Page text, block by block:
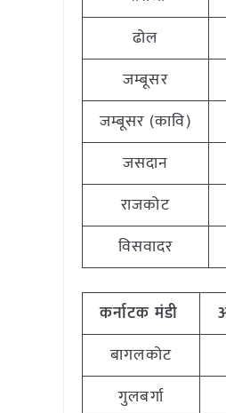
ढोल
जम्बूसर
जम्बूसर (कावि)
जसदान
राजकोट
विसवादर
कर्नाटक मंडी
बागलकोट
गुलबर्गा